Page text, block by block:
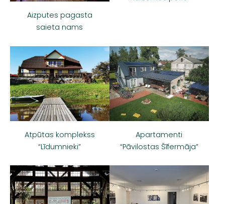
Aizputes pagasta
saieta nams
Atpūtas komplekss
“Līdumnieki”
Apartamenti
“Pāvilostas Šīfermāja”